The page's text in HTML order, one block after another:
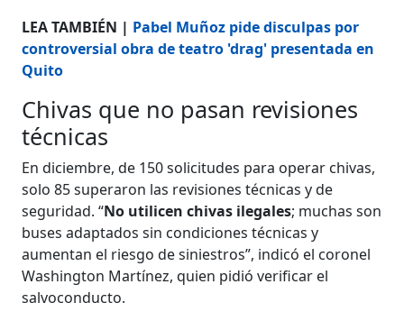
LEA TAMBIÉN | Pabel Muñoz pide disculpas por
controversial obra de teatro 'drag' presentada en
Quito
Chivas que no pasan revisiones
técnicas
En diciembre, de 150 solicitudes para operar chivas,
solo 85 superaron las revisiones técnicas y de
seguridad. “No utilicen chivas ilegales; muchas son
buses adaptados sin condiciones técnicas y
aumentan el riesgo de siniestros”, indicó el coronel
Washington Martínez, quien pidió verificar el
salvoconducto.